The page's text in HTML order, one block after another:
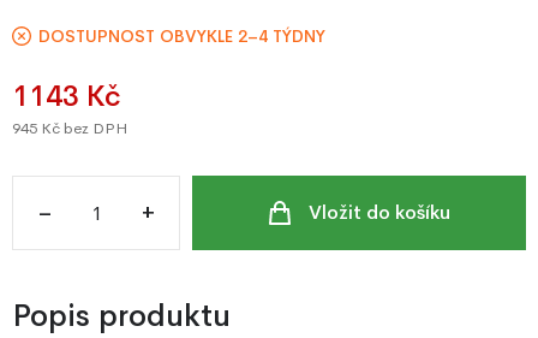
DOSTUPNOST OBVYKLE 2–4 TÝDNY
1143 Kč
945 Kč bez DPH
– + Vložit do košíku
Popis produktu